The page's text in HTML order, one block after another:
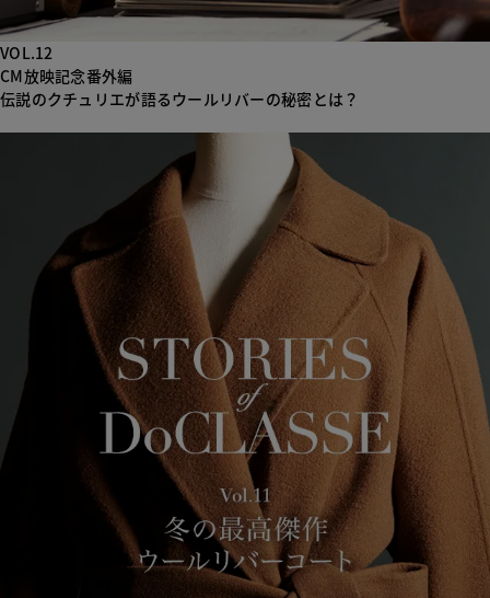
VOL.12
CM放映記念番外編
伝説のクチュリエが語るウールリバーの秘密とは？